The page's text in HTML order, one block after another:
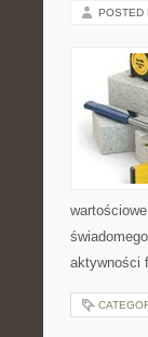
POSTED
aktywności